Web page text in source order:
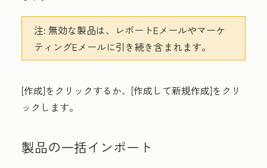
注: 無効な製品は、レポートEメールやマーケ
ティングEメールに引き続き含まれます。
[作成]をクリックするか、[作成して新規作成]をクリ
ックします。
製品の一括インポート